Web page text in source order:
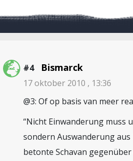
#4 Bismarck
17 oktober 2010 , 13:36
@3: Of op basis van meer
“Nicht Einwanderung muss
sondern Auswanderung aus
betonte Schavan gegenüber